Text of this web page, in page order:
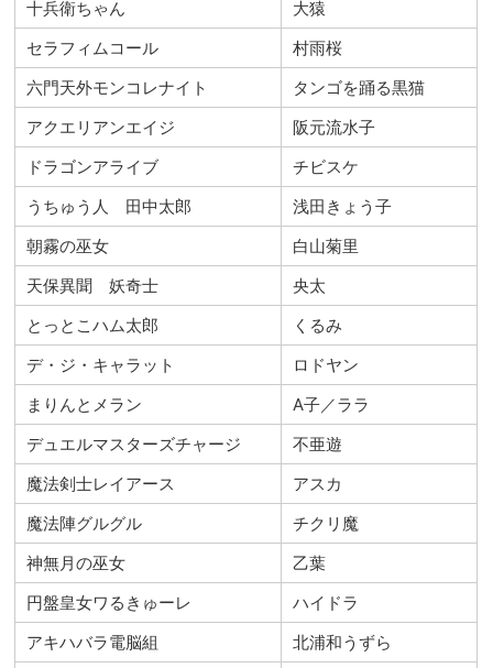
十兵衛ちゃん
大猿
セラフィムコール
村雨桜
六門天外モンコレナイト
タンゴを踊る黒猫
アクエリアンエイジ
阪元流水子
ドラゴンアライブ
チビスケ
うちゅう人 田中太郎
浅田きょう子
朝霧の巫女
白山菊里
天保異聞 妖奇士
央太
とっとこハム太郎
くるみ
デ・ジ・キャラット
ロドヤン
まりんとメラン
A子／ララ
デュエルマスターズチャージ
不亜遊
魔法剣士レイアース
アスカ
魔法陣グルグル
チクリ魔
神無月の巫女
乙葉
円盤皇女ワるきゅーレ
ハイドラ
アキハバラ電脳組
北浦和うずら